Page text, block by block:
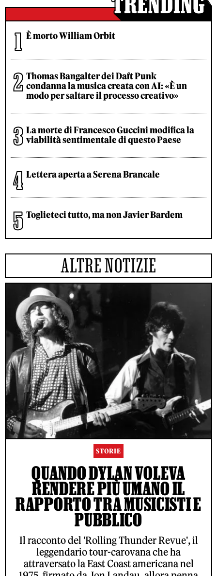
È morto William Orbit
Thomas Bangalter dei Daft Punk
condanna la musica creata con AI: «È un
modo per saltare il processo creativo»
La morte di Francesco Guccini modifica la
viabilità sentimentale di questo Paese
Lettera aperta a Serena Brancale
Toglieteci tutto, ma non Javier Bardem
ALTRE NOTIZIE
STORIE
QUANDO DYLAN VOLEVA
RENDERE PIÙ UMANO IL
RAPPORTO TRA MUSICISTI E
PUBBLICO
Il racconto del 'Rolling Thunder Revue', il
leggendario tour-carovana che ha
attraversato la East Coast americana nel